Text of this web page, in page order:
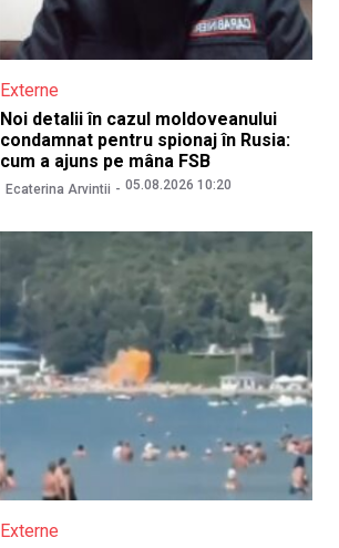
Externe
Noi detalii în cazul moldoveanului
condamnat pentru spionaj în Rusia:
cum a ajuns pe mâna FSB
Ecaterina Arvintii 05.08.2026 10:20
Externe